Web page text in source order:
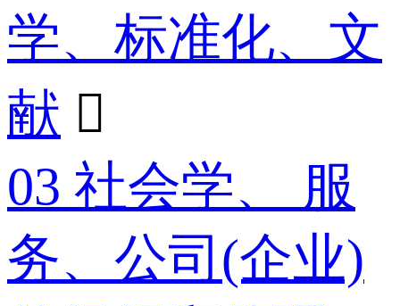
学、标准化、文
献 
03 社会学、 服
务、公司(企业)